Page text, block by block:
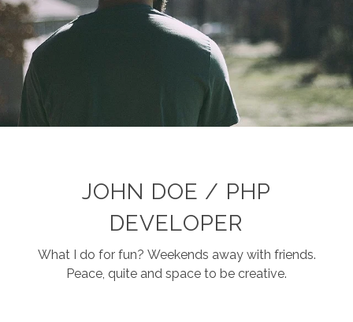
JOHN DOE / PHP
DEVELOPER
What I do for fun? Weekends away with friends.
Peace, quite and space to be creative.